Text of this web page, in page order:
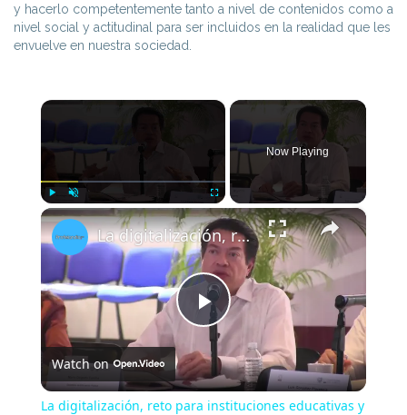
y hacerlo competentemente tanto a nivel de contenidos como a
nivel social y actitudinal para ser incluidos en la realidad que les
envuelve en nuestra sociedad.
×
Play Unmute Fullscreen
Now Playing
×
Play
Video
La digitalización, reto para instituciones educativas y el Estado: SEP
Watch on
La digitalización, reto para instituciones educativas y